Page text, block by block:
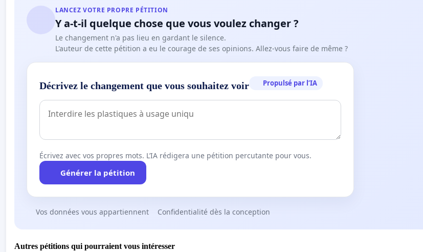
LANCEZ VOTRE PROPRE PÉTITION
Y a-t-il quelque chose que vous voulez changer ?
Le changement n'a pas lieu en gardant le silence.
L'auteur de cette pétition a eu le courage de ses opinions. Allez-vous faire de même ?
Décrivez le changement que vous souhaitez voir Propulsé par l’IA
Écrivez avec vos propres mots. L’IA rédigera une pétition percutante pour vous.
Générer la pétition
Vos données vous appartiennent Confidentialité dès la conception
Autres pétitions qui pourraient vous intéresser